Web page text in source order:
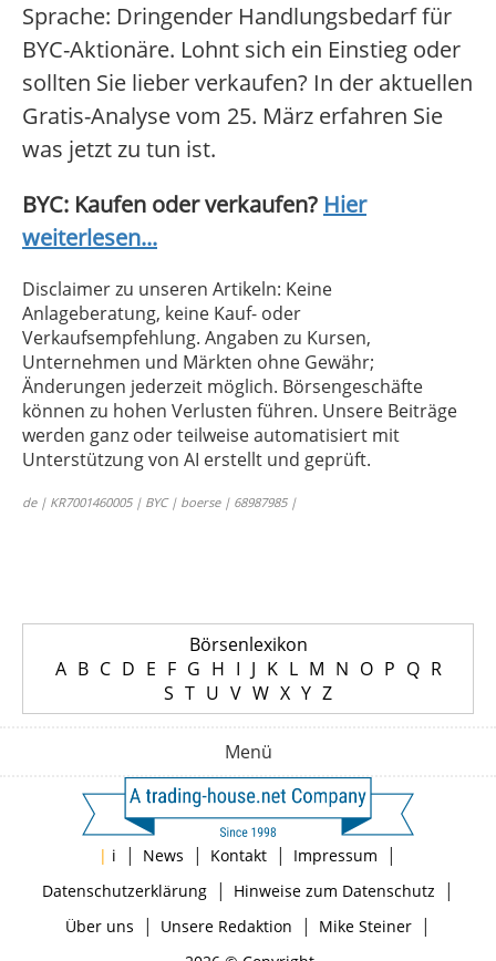
Sprache: Dringender Handlungsbedarf für
BYC-Aktionäre. Lohnt sich ein Einstieg oder
sollten Sie lieber verkaufen? In der aktuellen
Gratis-Analyse vom 25. März erfahren Sie
was jetzt zu tun ist.
BYC: Kaufen oder verkaufen? Hier
weiterlesen...
Disclaimer zu unseren Artikeln: Keine
Anlageberatung, keine Kauf- oder
Verkaufsempfehlung. Angaben zu Kursen,
Unternehmen und Märkten ohne Gewähr;
Änderungen jederzeit möglich. Börsengeschäfte
können zu hohen Verlusten führen. Unsere Beiträge
werden ganz oder teilweise automatisiert mit
Unterstützung von AI erstellt und geprüft.
de | KR7001460005 | BYC | boerse | 68987985 |
Börsenlexikon
A B C D E F G H I J K L M N O P Q R
S T U V W X Y Z
Menü
| i | News | Kontakt | Impressum |
Datenschutzerklärung| Hinweise zum Datenschutz |
Über uns | Unsere Redaktion | Mike Steiner|